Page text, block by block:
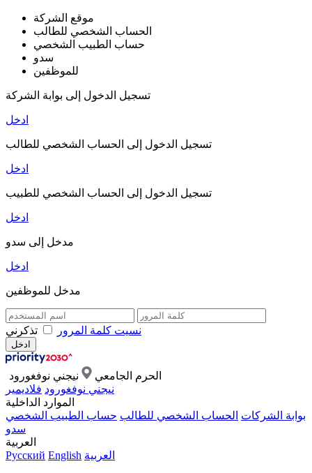
موقع الشركة
الحساب الشخصي للطالب
حساب الطبيب الشخصي
سدو
للموظفين
تسجيل الدخول إلى بوابة الشركة
ادخل
تسجيل الدخول إلى الحساب الشخصي للطالب
ادخل
تسجيل الدخول إلى الحساب الشخصي للطبيب
ادخل
مدخل إلى سدو
ادخل
مدخل للموظفين
نسيت كلمة المرور تذكرني
الحرم الجامعي
نيجني نوفغورود
نيجني نوفغورود فلاديمير
الموارد الداخلية
بوابة الشركات الحساب الشخصي للطالب حساب الطبيب الشخصي
سدو
العربية
Русский English العربية